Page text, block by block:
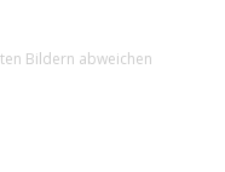
Bildern abweichen